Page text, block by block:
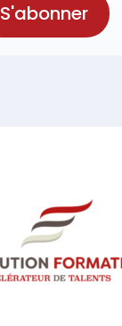
S'abonner